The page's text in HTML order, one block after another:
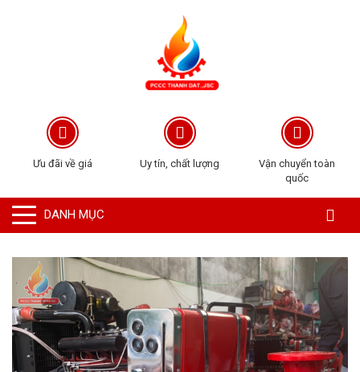
Ưu đãi về giá Uy tín, chất lượng
Vận chuyển toàn
quốc
DANH MỤC